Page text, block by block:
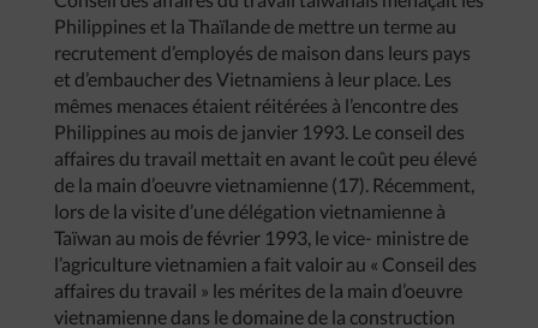
Philippines et la Thaïlande de mettre un terme au
recrutement d’employés de maison dans leurs pays
et d’embaucher des Vietnamiens à leur place. Les
mêmes menaces étaient réitérées à l’encontre des
Philippines au mois de janvier 1993. Le conseil des
affaires du travail mettait en avant le coût peu élevé
de la main d’oeuvre vietnamienne (17). Récemment,
lors de la visite d’une délégation vietnamienne à
Taïwan au mois de février 1993, le vice- ministre de
l’agriculture vietnamien a fait valoir au « Conseil des
affaires du travail » les mérites de la main d’oeuvre
vietnamienne dans le domaine de la construction